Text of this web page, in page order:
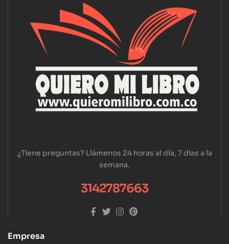
¿Tiene preguntas? Llámenos 24 horas al día, 7 días a la
semana.
3142787663
Empresa